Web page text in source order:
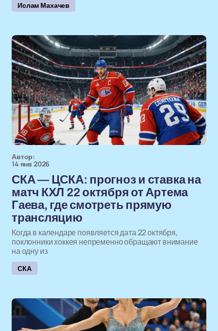
Ислам Махачев
Автор:
14 янв 2026
СКА — ЦСКА: прогноз и ставка на
матч КХЛ 22 октября от Артема
Гаева, где смотреть прямую
трансляцию
Когда в календаре появляется дата 22 октября,
поклонники хоккея непременно обращают внимание
на одну из
СКА